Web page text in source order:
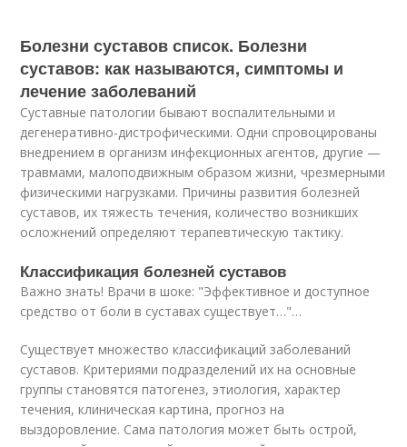
Болезни суставов список. Болезни
суставов: как называются, симптомы и
лечение заболеваний
Суставные патологии бывают воспалительными и
дегенеративно-дистрофическими. Одни спровоцированы
внедрением в организм инфекционных агентов, другие —
травмами, малоподвижным образом жизни, чрезмерными
физическими нагрузками. Причины развития болезней
суставов, их тяжесть течения, количество возникших
осложнений определяют терапевтическую тактику.
Классификация болезней суставов
Важно знать! Врачи в шоке: "Эффективное и доступное
средство от боли в суставах существует…"…
Существует множество классификаций заболеваний
суставов. Критериями подразделений их на основные
группы становятся патогенез, этиология, характер
течения, клиническая картина, прогноз на
выздоровление. Сама патология может быть острой,